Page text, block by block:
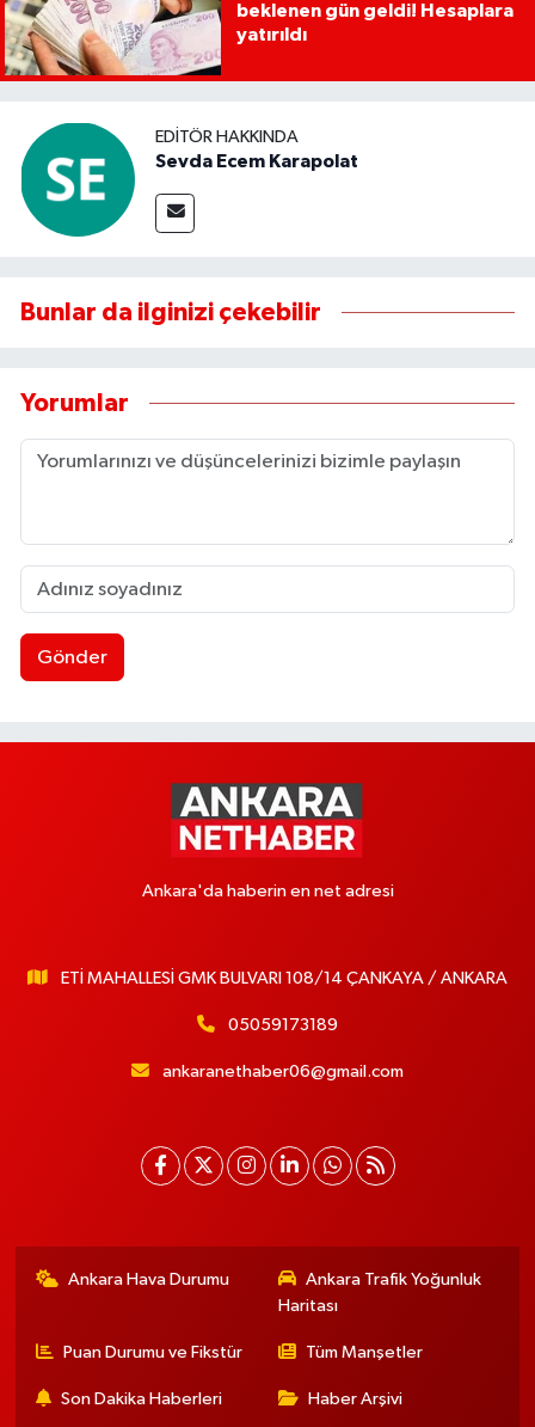
beklenen gün geldi! Hesaplara
yatırıldı
EDITÖR HAKKINDA
Sevda Ecem Karapolat
Bunlar da ilginizi çekebilir
Yorumlar
Gönder
Ankara'da haberin en net adresi
ETİ MAHALLESİ GMK BULVARI 108/14 ÇANKAYA / ANKARA
05059173189
ankaranethaber06@gmail.com
Ankara Hava Durumu
Ankara Trafik Yoğunluk
Haritası
Puan Durumu ve Fikstür Tüm Manşetler
Son Dakika Haberleri Haber Arşivi